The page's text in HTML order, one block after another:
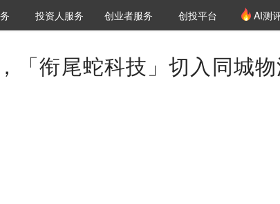
VClub投资机构库
投资机构职位推介
投资人服务 创投氪堂
创业者服务 创投平台 AI测
「衔尾蛇科技」切入同城